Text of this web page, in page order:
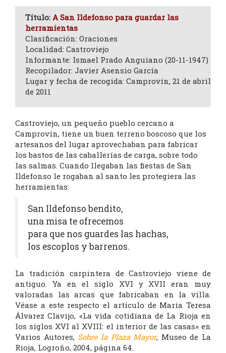
Título: A San Ildefonso para guardar las
herramientas
Clasificación: Oraciones
Localidad: Castroviejo
Informante: Ismael Prado Anguiano (20-11-1947)
Recopilador: Javier Asensio García
Lugar y fecha de recogida: Camprovín, 21 de abril
de 2011
Castroviejo, un pequeño pueblo cercano a
Camprovín, tiene un buen terreno boscoso que los
artesanos del lugar aprovechaban para fabricar
los bastos de las caballerías de carga, sobre todo
las salmas. Cuando llegaban las fiestas de San
Ildefonso le rogaban al santo les protegiera las
herramientas:
San Ildefonso bendito,
una misa te ofrecemos
para que nos guardes las hachas,
los escoplos y barrenos.
La tradición carpintera de Castroviejo viene de
antiguo. Ya en el siglo XVI y XVII eran muy
valoradas las arcas que fabricaban en la villa.
Véase a este respecto el artículo de María Teresa
Álvarez Clavijo, «La vida cotidiana de La Rioja en
los siglos XVI al XVIII: el interior de las casas» en
Varios Autores, Sobre la Plaza Mayor, Museo de La
Rioja, Logroño, 2004, página 64.